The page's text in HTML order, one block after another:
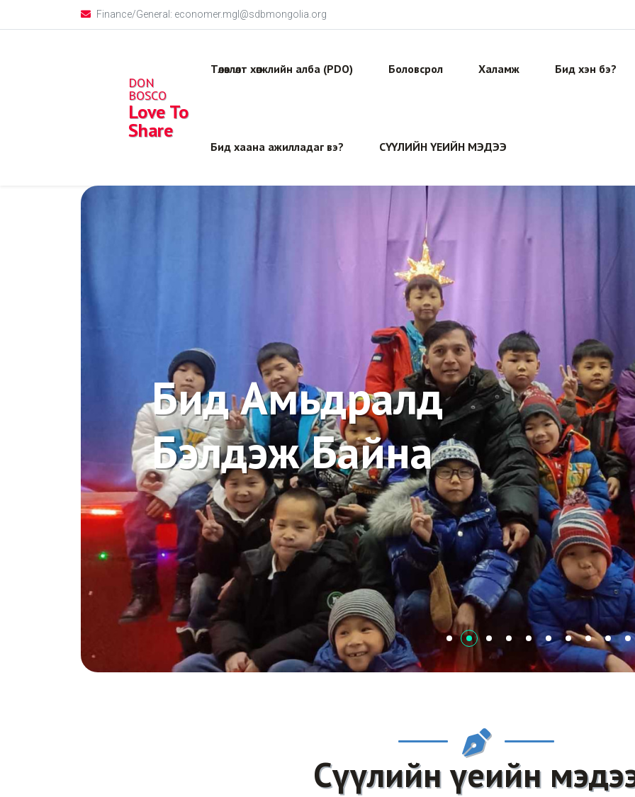
Finance/General: economer.mgl@sdbmongolia.org
DON
BOSCO
Love To
Share
Төлөвлөлт хөгжлийн алба (PDO) Боловсрол Халамж Бид хэн бэ?
Бид хаана ажилладаг вэ? СҮҮЛИЙН ҮЕИЙН МЭДЭЭ
Бид Амьдралд
Бэлдэж Байна
Cүүлийн үеийн